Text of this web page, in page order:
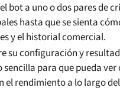
bot a uno o dos pares de
hasta que se sienta
y el historial comercial.
su configuración y
sencilla para que pueda
el rendimiento a lo largo